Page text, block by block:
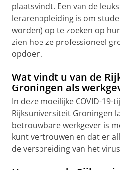
plaatsvindt. Een van de
lerarenopleiding is om
worden) op te zoeken op
zien hoe ze professioneel
opdoen.
Wat vindt u van de
Groningen als
In deze moeilijke COVID-19-
Rijksuniversiteit Groningen
betrouwbare werkgever is
kunt vertrouwen en dat er
de verspreiding van het